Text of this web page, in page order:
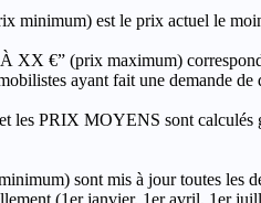
est le prix actuel le
€” (prix maximum) correspond
ayant fait une demande
PRIX MOYENS sont calculés
sont mis à jour toutes les
(1er janvier, 1er avril, 1er